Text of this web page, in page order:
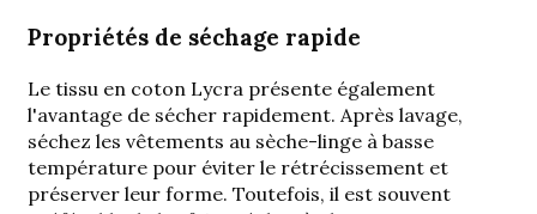
Propriétés de séchage rapide
Le tissu en coton Lycra présente également
l'avantage de sécher rapidement. Après lavage,
séchez les vêtements au sèche-linge à basse
température pour éviter le rétrécissement et
préserver leur forme. Toutefois, il est souvent